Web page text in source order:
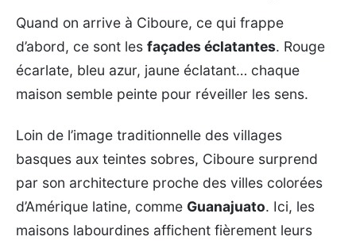
Quand on arrive à Ciboure, ce qui frappe
d’abord, ce sont les façades éclatantes. Rouge
écarlate, bleu azur, jaune éclatant… chaque
maison semble peinte pour réveiller les sens.
Loin de l’image traditionnelle des villages
basques aux teintes sobres, Ciboure surprend
par son architecture proche des villes colorées
d’Amérique latine, comme Guanajuato. Ici, les
maisons labourdines affichent fièrement leurs